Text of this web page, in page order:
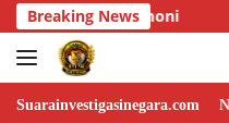
Skip
to
content
Breaking News
Tegaskan Komitmen
Suarainvestigasinegara.com